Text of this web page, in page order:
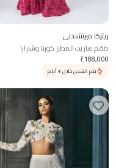
ريتيكا ميرتشندني
طقم هاريت المطرز كورتا وشارارا
₹188,000
يتم الشحن خلال 3 أيام